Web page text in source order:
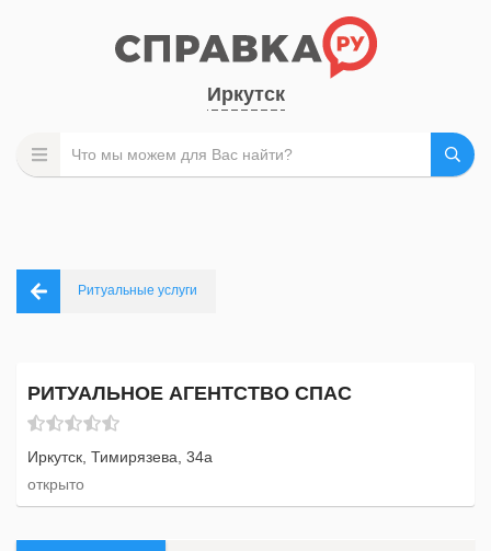
Иркутск
Ритуальные услуги
РИТУАЛЬНОЕ АГЕНТСТВО СПАС
Иркутск, Тимирязева, 34а
открыто